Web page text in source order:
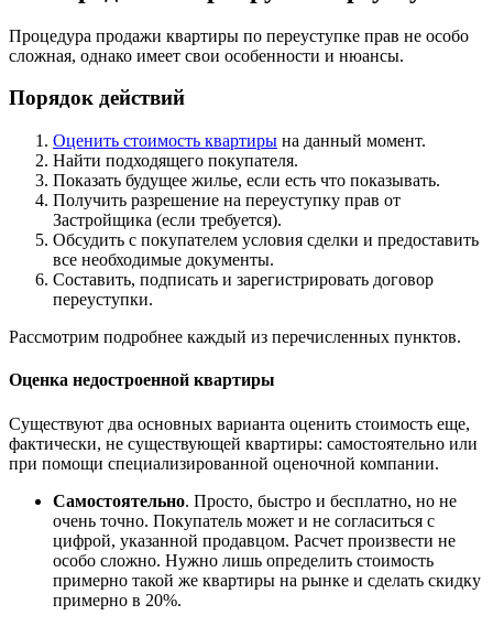
Процедура продажи квартиры по переуступке прав не особо
сложная, однако имеет свои особенности и нюансы.
Порядок действий
Оценить стоимость квартиры на данный момент.
Найти подходящего покупателя.
Показать будущее жилье, если есть что показывать.
Получить разрешение на переуступку прав от
Застройщика (если требуется).
Обсудить с покупателем условия сделки и предоставить
все необходимые документы.
Составить, подписать и зарегистрировать договор
переуступки.
Рассмотрим подробнее каждый из перечисленных пунктов.
Оценка недостроенной квартиры
Существуют два основных варианта оценить стоимость еще,
фактически, не существующей квартиры: самостоятельно или
при помощи специализированной оценочной компании.
Самостоятельно. Просто, быстро и бесплатно, но не
очень точно. Покупатель может и не согласиться с
цифрой, указанной продавцом. Расчет произвести не
особо сложно. Нужно лишь определить стоимость
примерно такой же квартиры на рынке и сделать скидку
примерно в 20%.